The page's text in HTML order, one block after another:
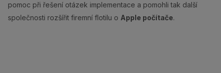
pomoc při řešení otázek implementace a pomohli tak další
společnosti rozšířit firemní flotilu o Apple počítače.